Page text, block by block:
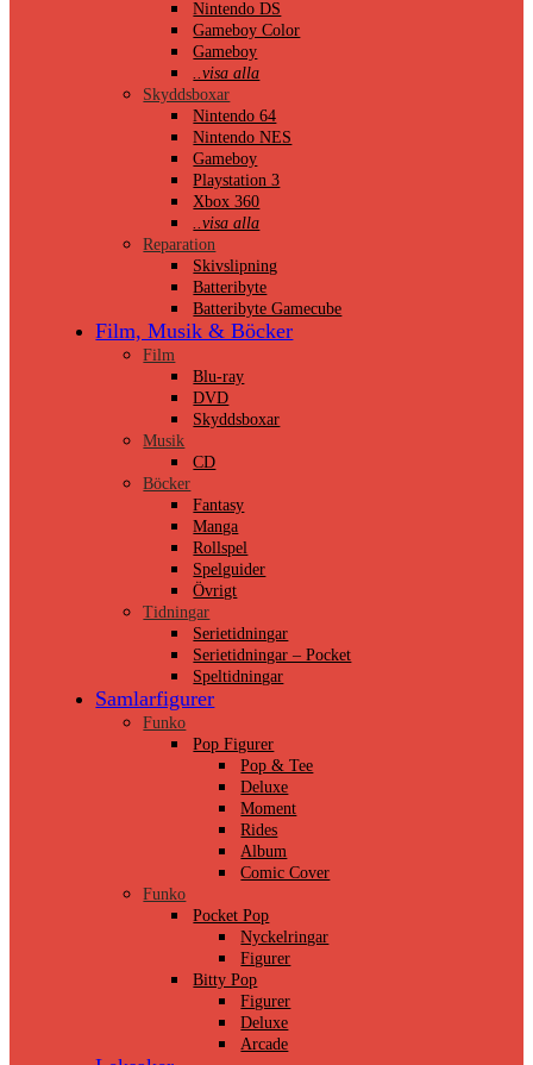
Nintendo DS
Gameboy Color
Gameboy
..visa alla
Skyddsboxar
Nintendo 64
Nintendo NES
Gameboy
Playstation 3
Xbox 360
..visa alla
Reparation
Skivslipning
Batteribyte
Batteribyte Gamecube
Film, Musik & Böcker
Film
Blu-ray
DVD
Skyddsboxar
Musik
CD
Böcker
Fantasy
Manga
Rollspel
Spelguider
Övrigt
Tidningar
Serietidningar
Serietidningar – Pocket
Speltidningar
Samlarfigurer
Funko
Pop Figurer
Pop & Tee
Deluxe
Moment
Rides
Album
Comic Cover
Funko
Pocket Pop
Nyckelringar
Figurer
Bitty Pop
Figurer
Deluxe
Arcade